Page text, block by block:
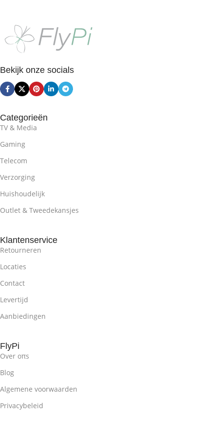
Bekijk onze socials
Categorieën
TV & Media
Gaming
Telecom
Verzorging
Huishoudelijk
Outlet & Tweedekansjes
Klantenservice
Retourneren
Locaties
Contact
Levertijd
Aanbiedingen
FlyPi
Over oπs
Blog
Algemene voorwaarden
Privacybeleid